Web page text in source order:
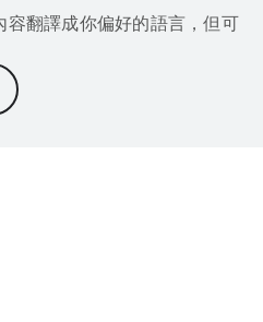
翻譯成你偏好的語言，但可